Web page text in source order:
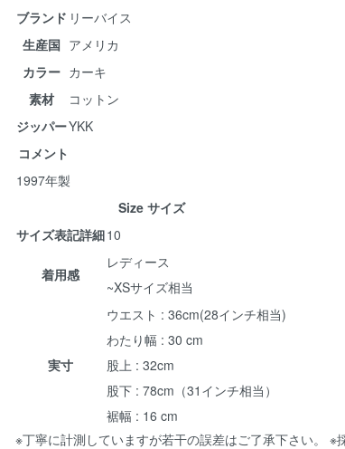
ブランド リーバイス
生産国 アメリカ
カラー カーキ
素材
コットン
ジッパーYKK
コメント
1997年製
Size サイズ
サイズ表記詳細10
着用感
レディース
~XSサイズ相当
実寸
ウエスト : 36cm(28インチ相当)
わたり幅 : 30 cm
股上 : 32cm
股下 : 78cm（31インチ相当）
裾幅 : 16 cm
※丁寧に計測していますが若干の誤差はご了承下さい。 ※